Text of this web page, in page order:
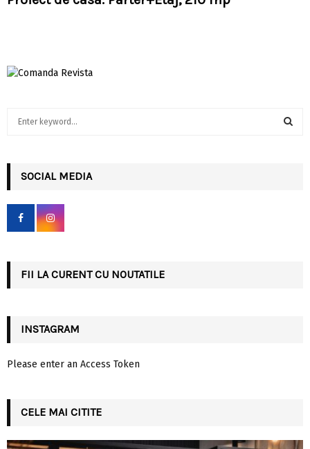
h
f
r
SOCIAL MEDIA
FII LA CURENT CU NOUTATILE
INSTAGRAM
Please enter an Access Token
CELE MAI CITITE